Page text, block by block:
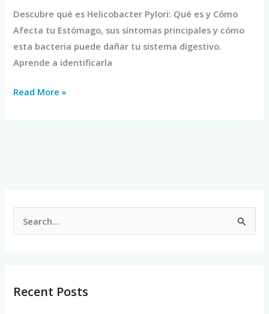
Descubre qué es Helicobacter Pylori: Qué es y Cómo
Afecta tu Estómago, sus síntomas principales y cómo
esta bacteria puede dañar tu sistema digestivo.
Aprende a identificarla
Read More »
c
Recent Posts